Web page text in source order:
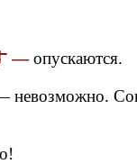
—опускаются.